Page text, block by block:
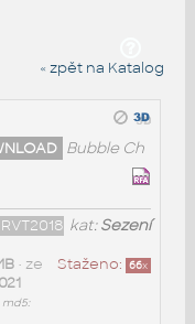
« zpět na Katalog
Bubble Ch
kat:Sezení
Staženo: 66x
• ze
md5: